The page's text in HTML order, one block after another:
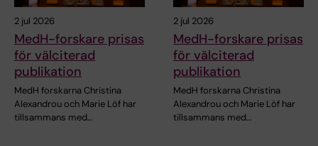
2 jul 2026
MedH-forskare prisas
för välciterad
publikation
MedH forskarna Christina
Alexandrou och Marie Löf har
tillsammans med…
2 jul 2026
MedH-forskare prisas
för välciterad
publikation
MedH forskarna Christina
Alexandrou och Marie Löf har
tillsammans med…